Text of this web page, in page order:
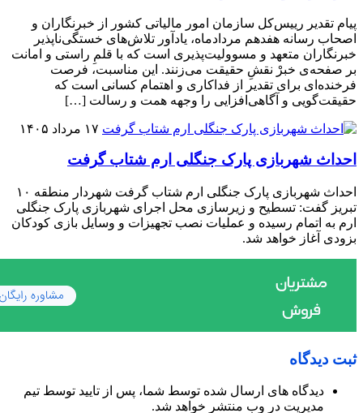
پیام تقدیر رییس‌کل سازمان امور مالیاتی کشور از خبرنگاران و
اصحاب رسانه هفدهم مردادماه، یادآور تلاش‌‏های خستگی‌‏ناپذیر
خبرنگاران متعهد و مسوولیت‌پذیری است که با قلمِ راستی و امانت
بر صفحه‌ی خبرْ نقشِ حقیقت می‌‏زنند. این مناسبت، فرصت
فرخنده‌ای برای تقدیر از فداکاری و اهتمام کسانی است که
حقیقت‏‌گویی و آگاهی‌افزایی را وجهه همت و رسالت […]
۱۷ مرداد ۱۴۰۵
احداث شهربازی پارک جنگلی ارم شتاب گرفت
احداث شهربازی پارک جنگلی ارم شتاب گرفت شهردار منطقه ۱۰
تبریز گفت: تسطیح و زیرسازی محل اجرای شهربازی پارک جنگلی
ارم به اتمام رسیده و عملیات نصب تجهیزات و وسایل بازی کودکان
بزودی آغاز خواهد شد.
ثبت دیدگاه
دیدگاه های ارسال شده توسط شما، پس از تایید توسط تیم
مدیریت در وب منتشر خواهد شد.